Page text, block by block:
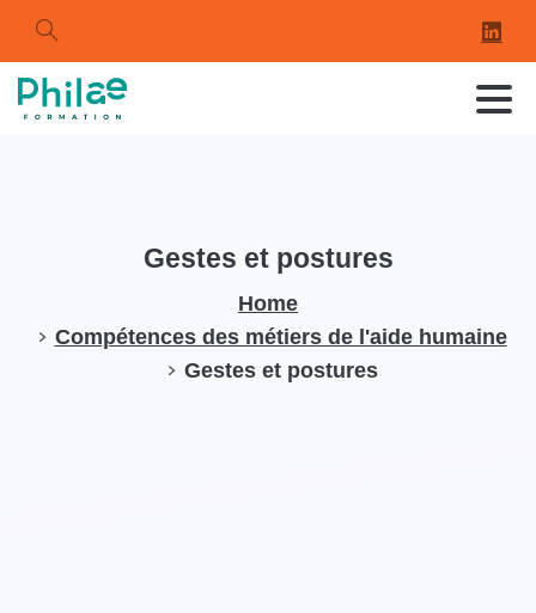
Search
Gestes et postures
Home
Compétences des métiers de l'aide humaine
Gestes et postures